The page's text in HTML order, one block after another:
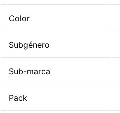
Color
Subgénero
Sub-marca
Pack